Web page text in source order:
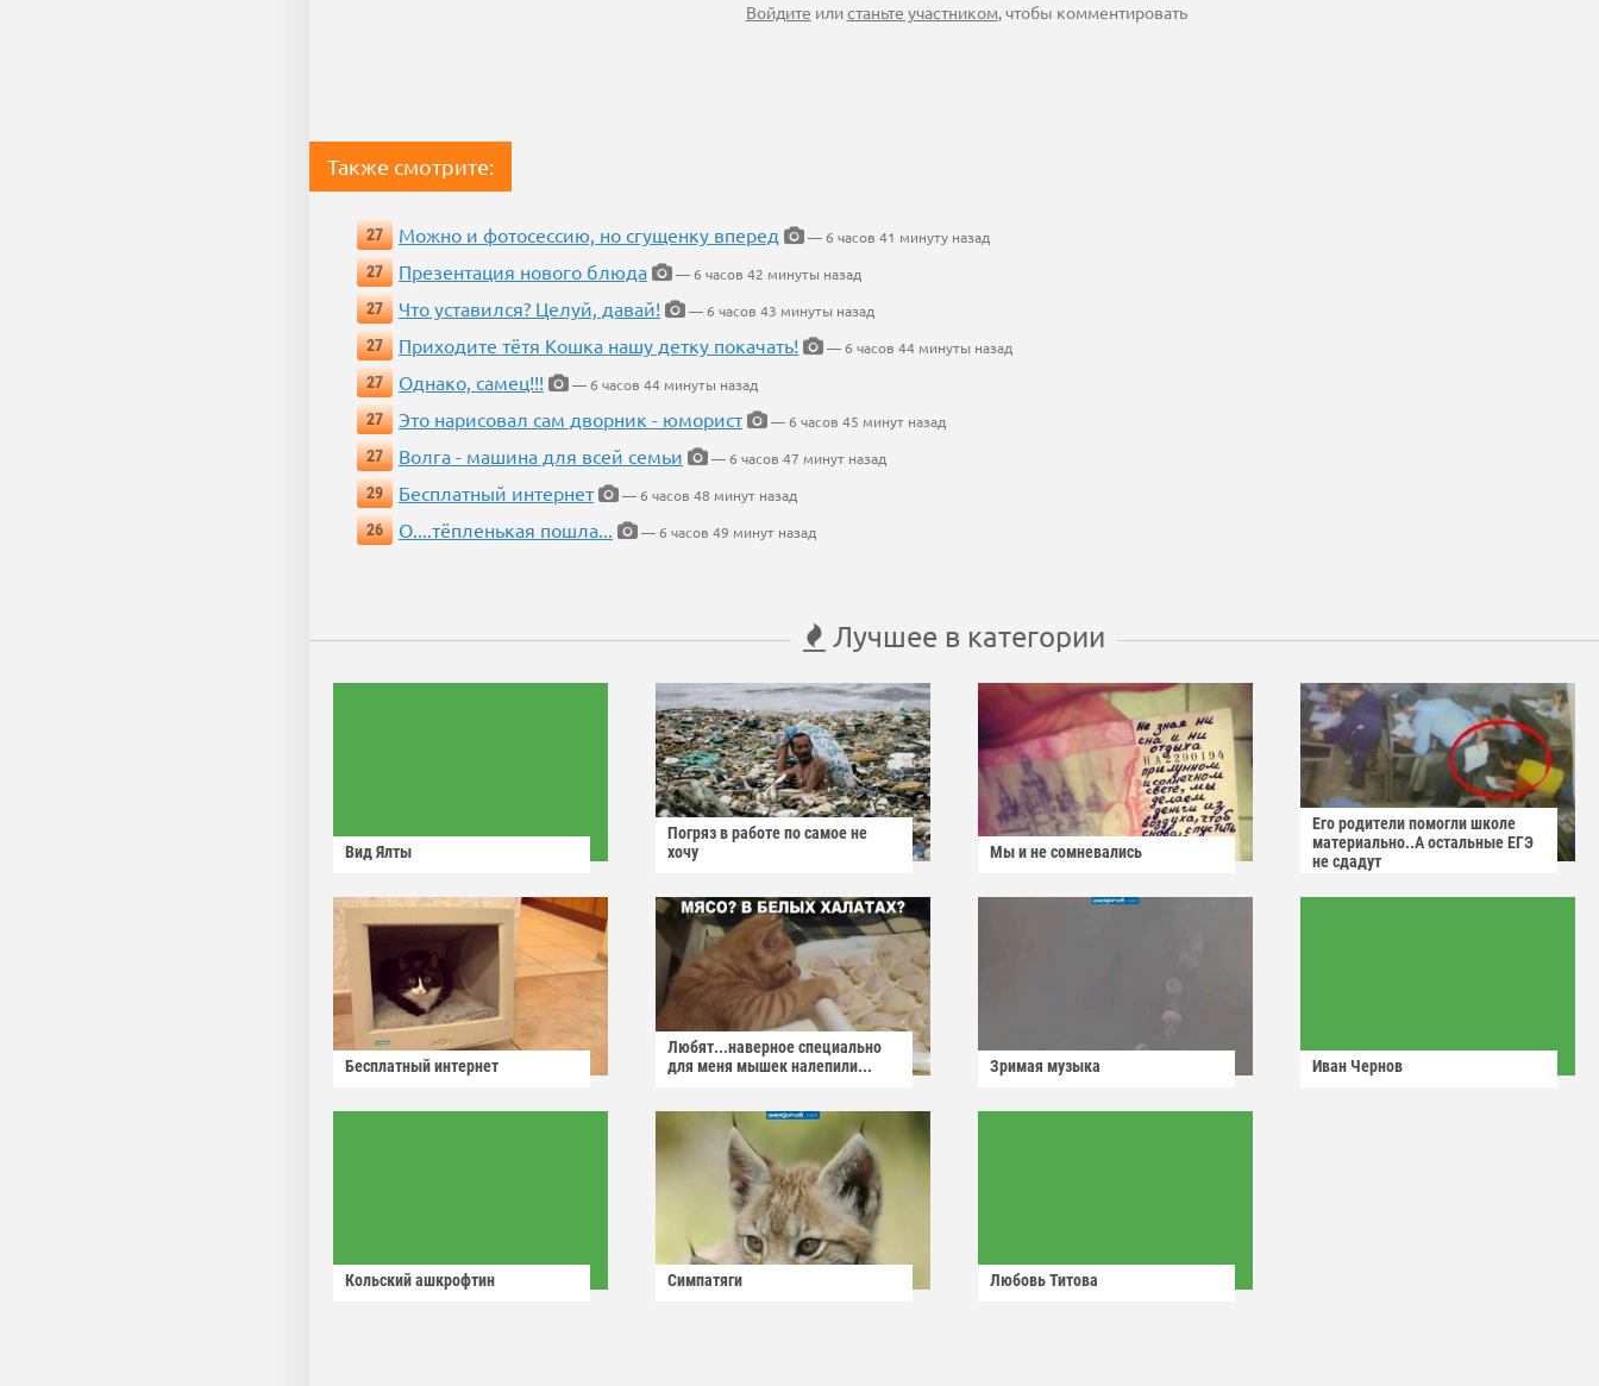
Войдите илистаньте участником, чтобы комментировать
Также смотрите:
27 Можно и фотосессию, но сгущенку вперед
— 6 часов 41 минуту назад
27
Презентация нового блюда
— 6 часов 42 минуты назад
27
Что уставился? Целуй, давай!
— 6 часов 43 минуты назад
27
Приходите тётя Кошка нашу детку покачать!
— 6 часов 44 минуты назад
27
Однако, самец!!!
— 6 часов 44 минуты назад
27
Это нарисовал сам дворник - юморист
— 6 часов 45 минут назад
27
Волга - машина для всей семьи
— 6 часов 47 минут назад
29
Бесплатный интернет
— 6 часов 48 минут назад
26
О....тёпленькая пошла... — 6 часов 49 минут назад
Лучшее в категории
Вид Ялты
Погряз в работе по самое не
хочу
Мы и не сомневались
Его родители помогли школе
материально..А остальные ЕГЭ
не сдадут
Бесплатный интернет
Любят...наверное специально
для меня мышек налепили...
Зримая музыка Иван Чернов
Кольский ашкрофтин Симпатяги Любовь Титова